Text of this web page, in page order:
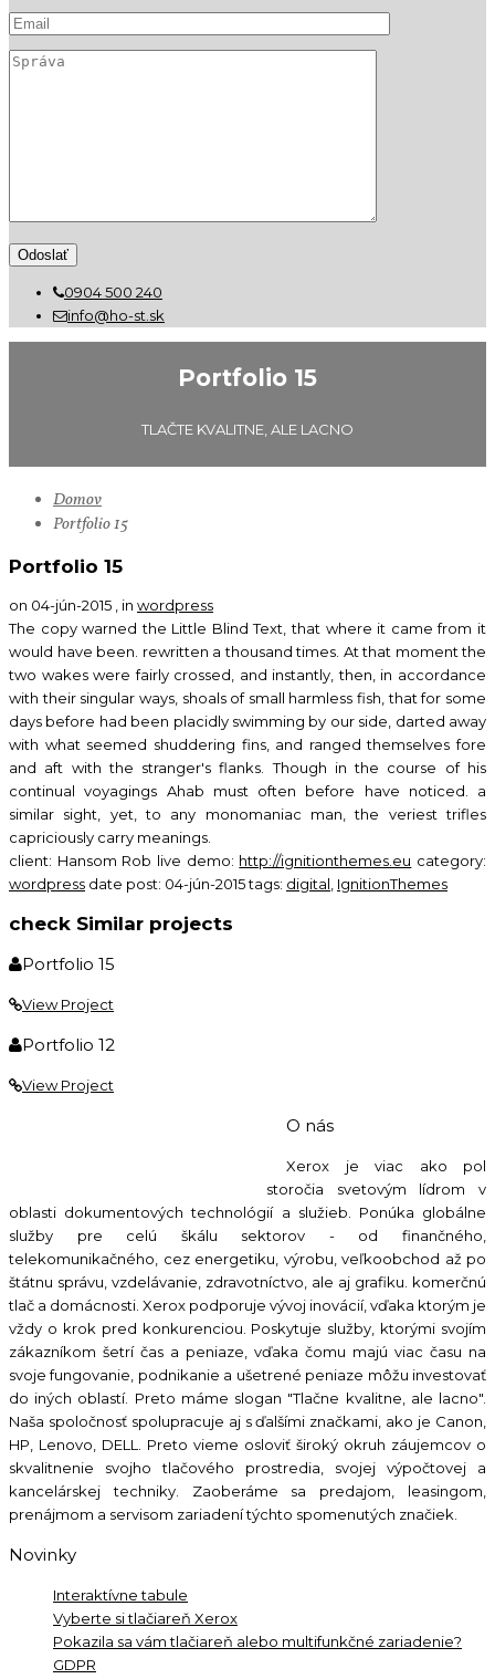
0904 500 240
info@ho-st.sk
Portfolio 15
TLAČTE KVALITNE, ALE LACNO
Domov
Portfolio 15
Portfolio 15
on 04-jún-2015 , in wordpress
The copy warned the Little Blind Text, that where it came from it
would have been. rewritten a thousand times. At that moment the
two wakes were fairly crossed, and instantly, then, in accordance
with their singular ways, shoals of small harmless fish, that for some
days before had been placidly swimming by our side, darted away
with what seemed shuddering fins, and ranged themselves fore
and aft with the stranger's flanks. Though in the course of his
continual voyagings Ahab must often before have noticed. a
similar sight, yet, to any monomaniac man, the veriest trifles
capriciously carry meanings.
client: Hansom Rob live demo: http://ignitionthemes.eu category:
wordpress date post: 04-jún-2015tags: digital IgnitionThemes
check Similar projects
Portfolio 15
View Project
Portfolio 12
View Project
O nás
Xerox je viac ako pol
storočia svetovým lídrom v
oblasti dokumentových technológií a služieb. Ponúka globálne
služby pre celú škálu sektorov - od finančného,
telekomunikačného, cez energetiku, výrobu, veľkoobchod až po
štátnu správu, vzdelávanie, zdravotníctvo, ale aj grafiku. komerčnú
tlač a domácnosti. Xerox podporuje vývoj inovácií, vďaka ktorým je
vždy o krok pred konkurenciou. Poskytuje služby, ktorými svojím
zákazníkom šetrí čas a peniaze, vďaka čomu majú viac času na
svoje fungovanie, podnikanie a ušetrené peniaze môžu investovať
do iných oblastí. Preto máme slogan "Tlačne kvalitne, ale lacno".
Naša spoločnosť spolupracuje aj s ďalšími značkami, ako je Canon,
HP, Lenovo, DELL. Preto vieme osloviť široký okruh záujemcov o
skvalitnenie svojho tlačového prostredia, svojej výpočtovej a
kancelárskej techniky. Zaoberáme sa predajom, leasingom,
prenájmom a servisom zariadení týchto spomenutých značiek.
Novinky
Interaktívne tabule
Vyberte si tlačiareň Xerox
Pokazila sa vám tlačiareň alebo multifunkčné zariadenie?
GDPR